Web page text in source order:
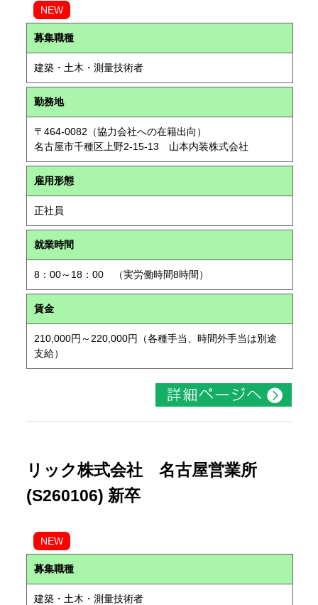
NEW
募集職種
建築・土木・測量技術者
勤務地
〒464-0082（協力会社への在籍出向）
名古屋市千種区上野2-15-13 山本内装株式会社
雇用形態
正社員
就業時間
8：00～18：00 （実労働時間8時間）
賃金
210,000円～220,000円（各種手当、時間外手当は別途
支給）
リック株式会社 名古屋営業所
(S260106) 新卒
NEW
募集職種
建築・土木・測量技術者